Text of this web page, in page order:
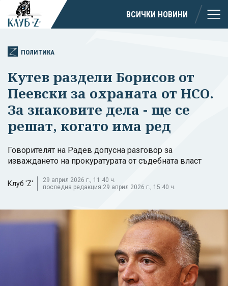
ВСИЧКИ НОВИНИ
ПОЛИТИКА
Кутев раздели Борисов от
Пеевски за охраната от НСО.
За знаковите дела - ще се
решат, когато има ред
Говорителят на Радев допусна разговор за
изваждането на прокуратурата от съдебната власт
Клуб 'Z'
29 април 2026 г., 11:40 ч.
последна редакция 29 април 2026 г., 15:40 ч.